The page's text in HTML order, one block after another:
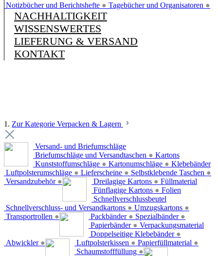
Notizbücher und Berichtshefte ● Tagebücher und Organisatoren ●
NACHHALTIGKEIT
WISSENSWERTES
LIEFERUNG & VERSAND
KONTAKT
1. Zur Kategorie Verpacken & Lagern
Versand- und Briefumschläge
Briefumschläge und Versandtaschen ●
Kunststoffumschläge ● Kartonumschläge ●
Luftpolsterumschläge ● Lieferscheine ● Selbstklebende Taschen ●
Versandzubehör ●
Kartons
Dreilagige Kartons ●
Fünflagige Kartons ●
Schnellverschluss- und Versandkartons ● Umzugskartons ●
Transportrollen ●
Klebebänder
Packbänder ● Spezialbänder ●
Papierbänder ●
Doppelseitige Klebebänder ●
Abwickler ●
Füllmaterial
Luftpolsterkissen ● Papierfüllmaterial ●
Schaumstofffüllung ●
Folien
Schnellverschlussbeutel
Verpackungsmaterial